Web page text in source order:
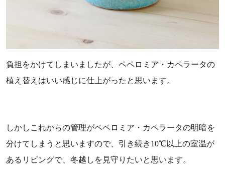
負担をかけてしまいましたが、ペペロミア・カペラータの
植え替えはいい感じに仕上がったと思います。
しかしこれからの管理がペペロミア・カペラータの明暗を
分けてしまうと思いますので、引き続き10℃以上の室温が
あるリビングで、冬越しを見守りたいと思います。